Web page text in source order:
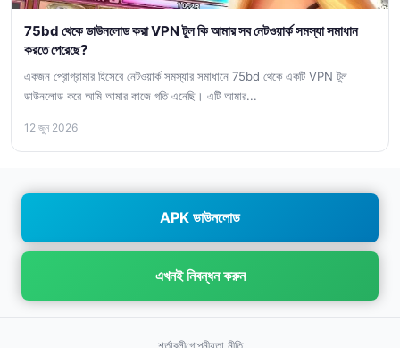
75bd থেকে ডাউনলোড করা VPN টুল কি আমার সব নেটওয়ার্ক সমস্যা সমাধান
করতে পেরেছে?
একজন প্রোগ্রামার হিসেবে নেটওয়ার্ক সমস্যার সমাধানে 75bd থেকে একটি VPN টুল
ডাউনলোড করে আমি আমার কাজে গতি এনেছি। এটি আমার...
12 জুন 2026
APK ডাউনলোড
এখনই নিবন্ধন করুন